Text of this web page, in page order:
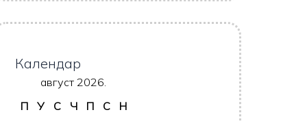
Календар
август 2026.
П
У С Ч П С
Н